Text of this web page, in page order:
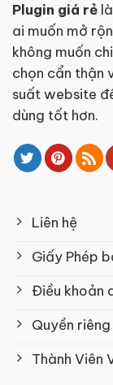
Plugin giá rẻ
ai muốn mở
không muốn
chọn cẩn thận
suất website
dùng tốt hơn.
Liên hệ
Giấy Phép
Điều khoản
Quyền
Thành Viên